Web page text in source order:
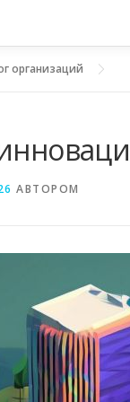
организаций
АВТОРОМ